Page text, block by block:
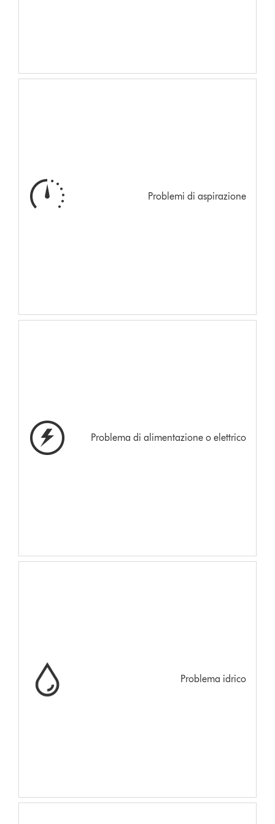
Problemi di aspirazione
Problema di alimentazione o elettrico
Problema idrico